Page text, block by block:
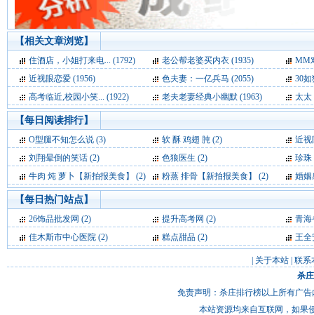
【相关文章浏览】
住酒店，小姐打来电... (1792) 老公帮老婆买内衣 (1935)
MM
近视眼恋爱 (1956)
色夫妻：一亿兵马 (2055)
30如
高考临近,校园小笑... (1922)
老夫老妻经典小幽默 (1963) 太太
【每日阅读排行】
O型腿不知怎么说 (3) 软 酥 鸡翅 肫 (2)
近视
刘翔晕倒的笑话 (2)
色狼医生 (2)
珍珠
牛肉 炖 萝卜【新拍报美食】 (2)
粉蒸 排骨【新拍报美食】 (2) 婚姻
【每日热门站点】
26饰品批发网 (2) 提升高考网 (2)
青海
佳木斯市中心医院 (2) 糕点甜品 (2) 王全
关于本站 联系
杀
免责声明：杀庄排行榜以上所有广
本站资源均来自互联网，如果